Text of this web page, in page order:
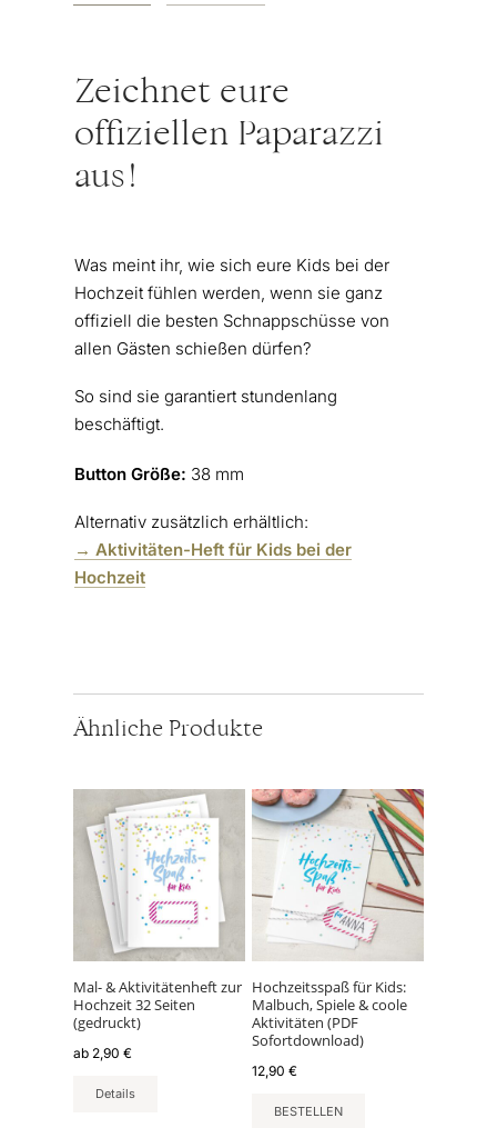
Zeichnet eure
offiziellen Paparazzi
aus!
Was meint ihr, wie sich eure Kids bei der
Hochzeit fühlen werden, wenn sie ganz
offiziell die besten Schnappschüsse von
allen Gästen schießen dürfen?
So sind sie garantiert stundenlang
beschäftigt.
Button Größe: 38 mm
Alternativ zusätzlich erhältlich:
→ Aktivitäten-Heft für Kids bei der
Hochzeit
Ähnliche Produkte
Mal- & Aktivitätenheft zur
Hochzeit 32 Seiten
(gedruckt)
ab 2,90 €
Details
Produkt
weist
mehrere
Varianten
Optionen
können
auf
der
Produktseite
werden
Hochzeitsspaß für Kids:
Malbuch, Spiele & coole
Aktivitäten (PDF
Sofortdownload)
12,90€
BESTELLEN